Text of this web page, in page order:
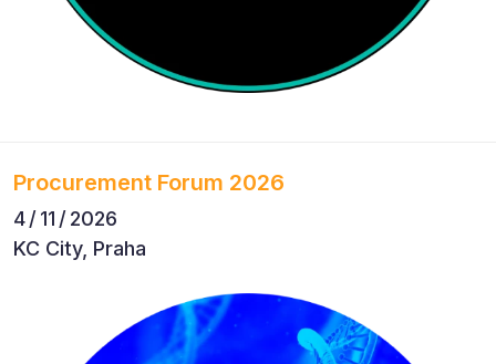
Procurement Forum 2026
4 / 11 / 2026
KC City, Praha